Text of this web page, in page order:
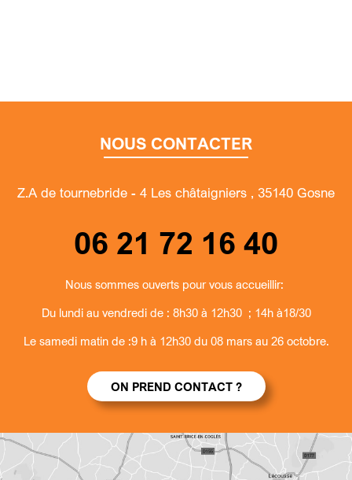
NOUS CONTACTER
Z.A de tournebride - 4 Les châtaigniers , 35140 Gosne
06 21 72 16 40
Nous sommes ouverts pour vous accueillir:
Du lundi au vendredi de : 8h30 à 12h30 ; 14h à18/30
Le samedi matin de :9 h à 12h30 du 08 mars au 26 octobre.
ON PREND CONTACT ?